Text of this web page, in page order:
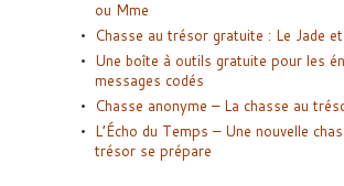
ou Mme
Chasse au trésor gratuite : Le Jade
Une boîte à outils gratuite pour les
messages codés
Chasse anonyme – La chasse au
L’Écho du Temps – Une nouvelle
trésor se prépare